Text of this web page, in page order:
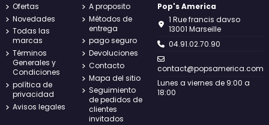
Ofertas
Novedades
Todas las
marcas
Términos
Generales y
Condiciones
política de
privacidad
Avisos legales
A proposito
Métodos de
entrega
pago seguro
Devoluciones
Contacto
Mapa del sitio
Seguimiento
de pedidos de
clientes
invitados
Pop's America
1 Rue francis davso
13001 Marseille
04.91.02.70.90
contact@popsamerica.com
Lunes a viernes de 9:00 a
18:00